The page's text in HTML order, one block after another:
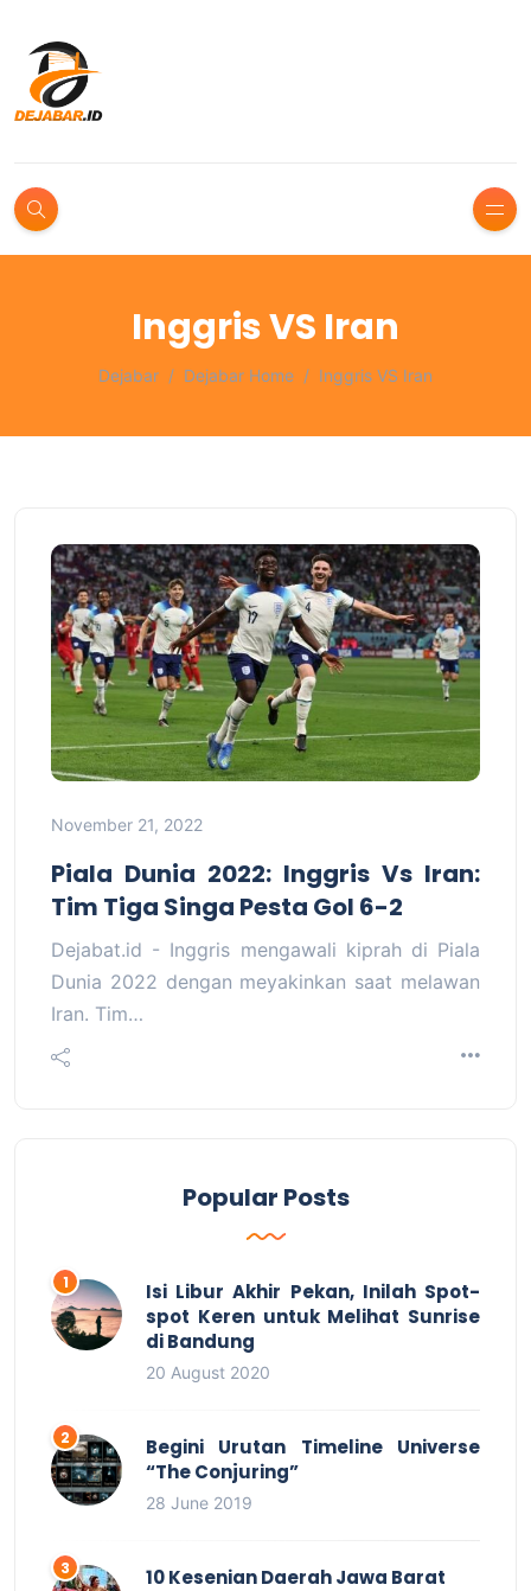
Inggris VS Iran
Dejabar Dejabar Home Inggris VS Iran
November 21, 2022
Piala Dunia 2022: Inggris Vs Iran:
Tim Tiga Singa Pesta Gol 6-2
Dejabat.id - Inggris mengawali kiprah di Piala
Dunia 2022 dengan meyakinkan saat melawan
Iran. Tim…
Popular Posts
Isi Libur Akhir Pekan, Inilah Spot-
spot Keren untuk Melihat Sunrise
di Bandung
20 August 2020
Begini Urutan Timeline Universe
“The Conjuring”
28 June 2019
10 Kesenian Daerah Jawa Barat